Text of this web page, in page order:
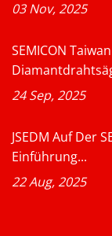
03 Nov, 2025
SEMICON
24 Sep, 2025
JSEDM Auf Der
Einführung...
22 Aug, 2025